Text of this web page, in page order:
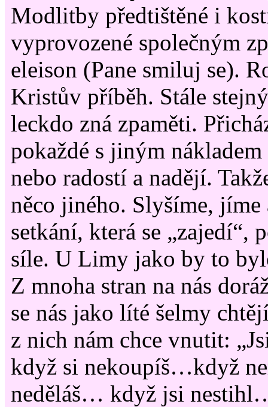
Modlitby předtištěné i
vyprovozené společným
eleison (Pane smiluj se).
Kristův příběh. Stále
leckdo zná zpaměti.
pokaždé s jiným
nebo radostí a nadějí.
něco jiného. Slyšíme, jíme
setkání, která se „zajedí“,
síle. U Limy jako by to
Z mnoha stran na nás
se nás jako líté šelmy
z nich nám chce vnutit:
když si nekoupíš…když
neděláš… když jsi